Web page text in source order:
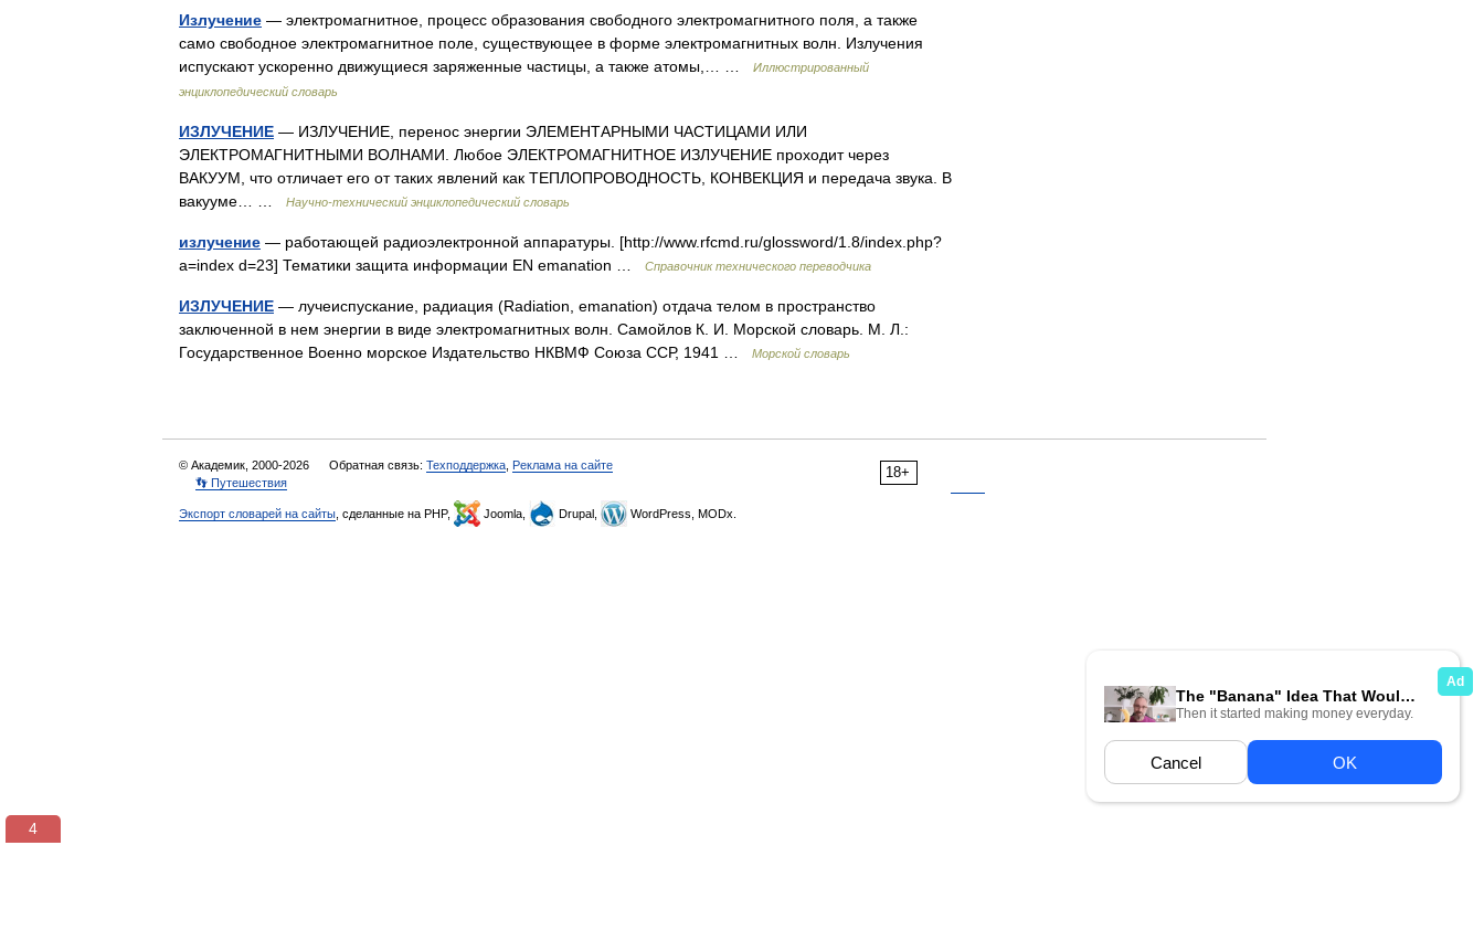
Излучение — электромагнитное, процесс образования свободного электромагнитного поля, а также
само свободное электромагнитное поле, существующее в форме электромагнитных волн. Излучения
испускают ускоренно движущиеся заряженные частицы, а также атомы,… …
Иллюстрированный
энциклопедический словарь
ИЗЛУЧЕНИЕ — ИЗЛУЧЕНИЕ, перенос энергии ЭЛЕМЕНТАРНЫМИ ЧАСТИЦАМИ ИЛИ
ЭЛЕКТРОМАГНИТНЫМИ ВОЛНАМИ. Любое ЭЛЕКТРОМАГНИТНОЕ ИЗЛУЧЕНИЕ проходит через
ВАКУУМ, что отличает его от таких явлений как ТЕПЛОПРОВОДНОСТЬ, КОНВЕКЦИЯ и передача звука. В
вакууме… …
Научно-технический энциклопедический словарь
излучение — работающей радиоэлектронной аппаратуры. [http://www.rfcmd.ru/glossword/1.8/index.php?
a=index d=23] Тематики защита информации EN emanation …
Справочник технического переводчика
ИЗЛУЧЕНИЕ — лучеиспускание, радиация (Radiation, emanation) отдача телом в пространство
заключенной в нем энергии в виде электромагнитных волн. Самойлов К. И. Морской словарь. М. Л.:
Государственное Военно морское Издательство НКВМФ Союза ССР, 1941 …
Морской словарь
18+
© Академик, 2000-2026 Обратная связь: Техподдержка Реклама на сайте
👣 Путешествия
Экспорт словарей на сайты , сделанные на PHP, Joomla, Drupal, WordPress, MODx.
3